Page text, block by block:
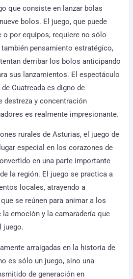
que consiste en lanzar bolas
bolos. El juego, que puede
o por equipos, requiere no sólo
pensamiento estratégico,
derribar los bolos anticipando
sus lanzamientos. El espectáculo
Cuatreada es digno de
destreza y concentración
es realmente impresionante.
rurales de Asturias, el juego de
especial en los corazones de
en una parte importante
la región. El juego se practica a
locales, atrayendo a
se reúnen para animar a los
la emoción y la camaradería que
juego.
arraigadas en la historia de
es sólo un juego, sino una
de generación en